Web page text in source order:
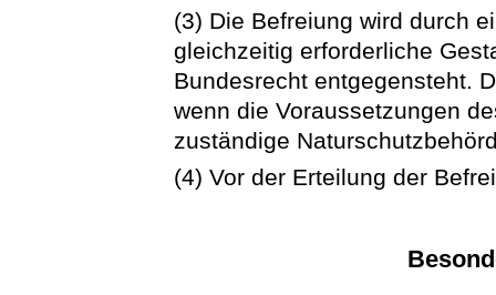
(3) Die Befreiung wird durch
gleichzeitig erforderliche
Bundesrecht entgegensteht.
wenn die Voraussetzungen
zuständige
(4) Vor der Erteilung der